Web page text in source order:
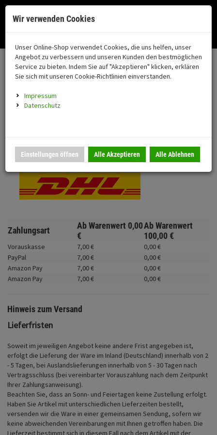
Fahrzeugteile
Alle Kategorien
FAHRZEUGTEILE
Montageständer
Beleuchtung
Fahrwerk
Zubehör
Merchandise
Neuheiten
coming soon
Anmelden | Registrieren Merkzettel
Ihr Warenkorb ist momentan leer.
Ergebnisse () Fertig
Nutzung unserer Dienste erklären Sie sich damit einverstanden!
Okay Datenschutz
Menü
Motorrad auswählen
Versand & Lieferung
Bitte wählen Sie Ihr Lieferland.
DHL National
Zahlungsart Ab Warenwert 0,00
€
Ab Warenwert
100,00 €
Vorauskasse 7,00€ 0,00€
PayPal
7,00€ 0,00€
Amazon Pay
7,00€ 0,00€
Amazon Pay
7,00€ 0,00€
Hinweis zum Versand
Lieferfristen
Soweit im jeweiligen Angebot keine andere Frist angegeben ist,
erfolgt die Lieferung der Ware im Inland (Deutschland) innerhalb von 2
- 5 Tagen, bei Auslandslieferungen innerhalb von 5 - 30 Tagen nach
Vertragsschluss (bei vereinbarter Vorauszahlung nach dem Zeitpunkt
Ihrer Zahlungsanweisung).
Beachten Sie, dass an Sonn- und Feiertagen keine Zustellung erfolgt.
Haben Sie Artikel mit unterschiedlichen Lieferzeiten bestellt,
versenden wir die Ware in einer gemeinsamen Sendung, sofern wir
keine abweichenden Vereinbarungen mit Ihnen getroffen haben. Die
Lieferzeit bestimmt sich in diesem Fall nach dem Artikel mit der
Wir verwenden Cookies
Unser Online-Shop verwendet Cookies, die uns helfen, unser
Angebot zu verbessern und unseren Kunden den bestmöglichen
Service zu bieten. Indem Sie auf "Akzeptieren" klicken, erklären
Sie sich mit unseren Cookie-Richtlinien einverstanden.
Impressum
Datenschutz
Einstellungen öffnen Alle Akzeptieren Alle Ablehnen